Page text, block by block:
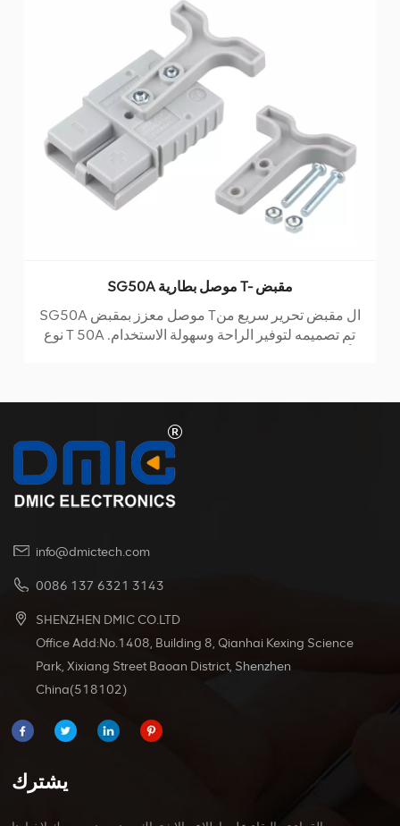
SG50A موصل بطارية T- مقبض
SG50A موصل معزز بمقبض Tال مقبض تحرير سريع من
نوع T 50A تم تصميمه لتوفير الراحة وسهولة الاستخدام.
فولت. يمكنها تحمل مجموعة كبيرة من درجات حرارة
التشغيل ، من -20 درجة مئوية إلى + 125 درجة مئوية ، مما
info@dmictech.com
0086 137 6321 3143
SHENZHEN DMIC CO.LTD
Office Add:No.1408, Building 8, Qianhai Kexing Science
Park, Xixiang Street Baoan District, Shenzhen
China(518102)
يشترك